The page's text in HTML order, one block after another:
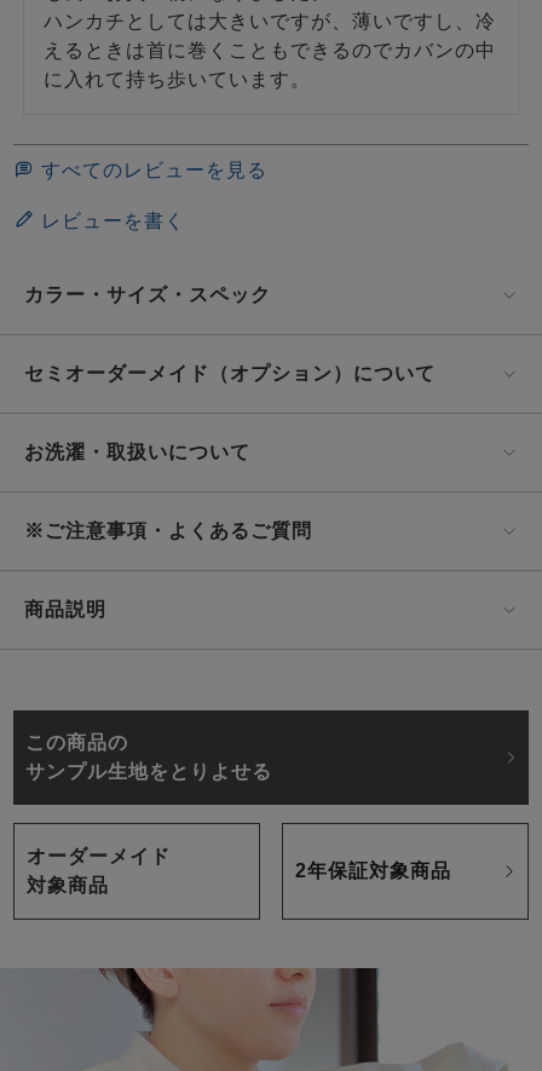
ハンカチとしては大きいですが、薄いですし、冷
えるときは首に巻くこともできるのでカバンの中
に入れて持ち歩いています。
すべてのレビューを見る
レビューを書く
カラー・サイズ・スペック
セミオーダーメイド（オプション）について
お洗濯・取扱いについて
※ご注意事項・よくあるご質問
商品説明
この商品の
サンプル生地をとりよせる
オーダーメイド
対象商品
2年保証対象商品